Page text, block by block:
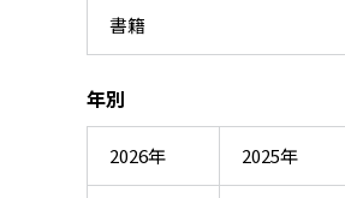
書籍
年別
2026年 2025年